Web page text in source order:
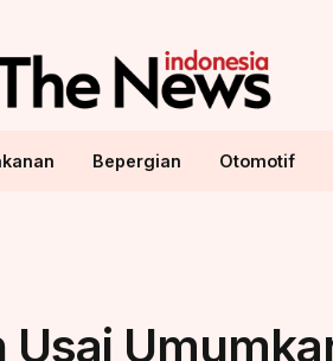
Bepergian Otomotif
Usai